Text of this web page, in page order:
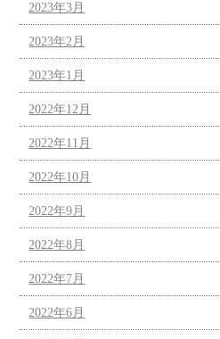
2023年3月
2023年2月
2023年1月
2022年12月
2022年11月
2022年10月
2022年9月
2022年8月
2022年7月
2022年6月